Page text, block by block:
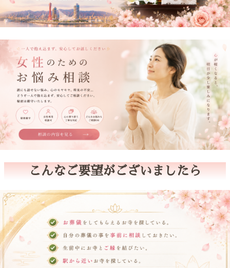
こんなご要望がございましたら